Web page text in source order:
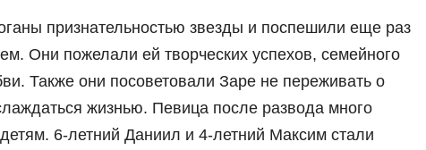
признательностью звезды и поспешили еще раз
Они пожелали ей творческих успехов, семейного
Также они посоветовали Заре не переживать о
жизнью. Певица после развода много
6-летний Даниил и 4-летний Максим стали